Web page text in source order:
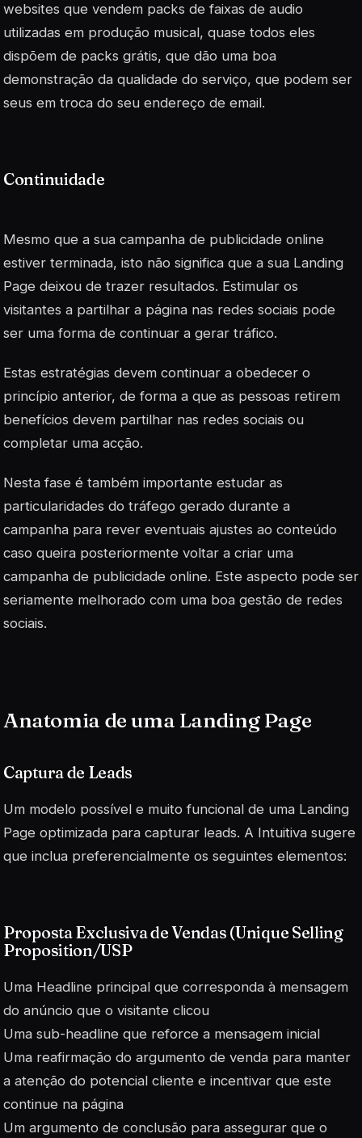
websites que vendem packs de faixas de audio
utilizadas em produção musical, quase todos eles
dispõem de packs grátis, que dão uma boa
demonstração da qualidade do serviço, que podem ser
seus em troca do seu endereço de email.
Continuidade
Mesmo que a sua campanha de publicidade online
estiver terminada, isto não significa que a sua Landing
Page deixou de trazer resultados. Estimular os
visitantes a partilhar a página nas redes sociais pode
ser uma forma de continuar a gerar tráfico.
Estas estratégias devem continuar a obedecer o
princípio anterior, de forma a que as pessoas retirem
benefícios devem partilhar nas redes sociais ou
completar uma acção.
Nesta fase é também importante estudar as
particularidades do tráfego gerado durante a
campanha para rever eventuais ajustes ao conteúdo
caso queira posteriormente voltar a criar uma
campanha de publicidade online. Este aspecto pode ser
seriamente melhorado com uma boa gestão de redes
sociais.
Anatomia de uma Landing Page
Captura de Leads
Um modelo possível e muito funcional de uma Landing
Page optimizada para capturar leads. A Intuitiva sugere
que inclua preferencialmente os seguintes elementos:
Proposta Exclusiva de Vendas (Unique Selling
Proposition/USP
Uma Headline principal que corresponda à mensagem
do anúncio que o visitante clicou
Uma sub-headline que reforce a mensagem inicial
Uma reafirmação do argumento de venda para manter
a atenção do potencial cliente e incentivar que este
continue na página
Um argumento de conclusão para assegurar que o